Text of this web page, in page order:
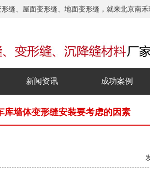
缝、屋面变形缝、地面变形缝，就来北京南禾
新闻资讯 成功案例
库墙体变形缝安装要考虑的因素